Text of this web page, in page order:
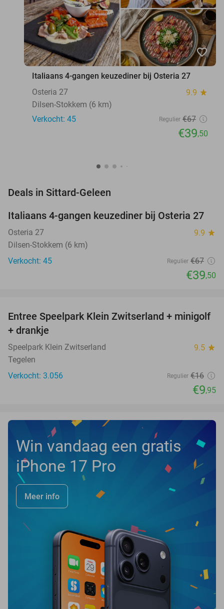
favorite_border
Italiaans 4-gangen keuzediner bij Osteria 27
Osteria 27
9.9 star
Dilsen-Stokkem (6 km)
Verkocht: 45
Regulier €67
€39,50
Deals in Sittard-Geleen
41%
TODAY
Italiaans 4-gangen keuzediner bij Osteria 27
Osteria 27 9.9 star
Dilsen-Stokkem (6 km)
Verkocht: 45
Regulier €67
€39,50
38%
Entree Speelpark Klein Zwitserland + minigolf
+ drankje
Speelpark Klein Zwitserland 9.5 star
Tegelen
Verkocht: 3.056
Regulier €16
€9,95
Win vandaag een gratis
iPhone 17 Pro
Meer info